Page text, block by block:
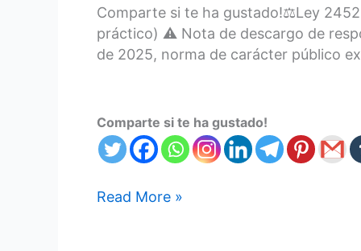
Comparte si te ha gustado!⚖️Ley
práctico) ⚠️ Nota de descargo de
de 2025, norma de carácter público
Comparte si te ha gustado!
Read More »